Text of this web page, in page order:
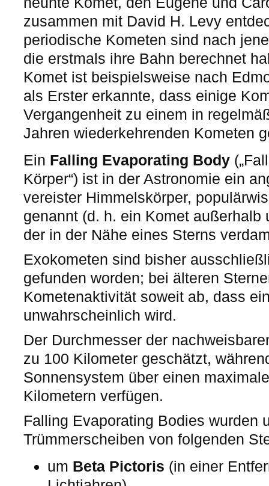
zusammen mit David H. Levy
periodische Kometen sind nach
die erstmals ihre Bahn berechnet
Komet ist beispielsweise nach
als Erster erkannte, dass einige
Vergangenheit zu einem in
Jahren wiederkehrenden Kometen
Ein Falling Evaporating Body
Körper“) ist in der Astronomie ein
vereister Himmelskörper,
genannt (d. h. ein Komet
der in der Nähe eines Sterns
Exokometen sind bisher
gefunden worden; bei älteren
Kometenaktivität soweit ab, dass
unwahrscheinlich wird.
Der Durchmesser der
zu 100 Kilometer geschätzt,
Sonnensystem über einen
Kilometern verfügen.
Falling Evaporating Bodies wurden
Trümmerscheiben von folgenden
um Beta Pictoris (in einer